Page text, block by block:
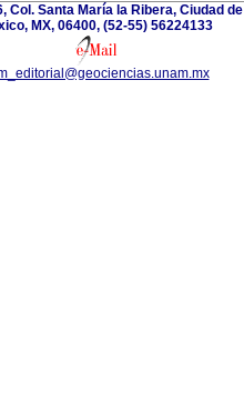
Col. Santa María la Ribera, Ciudad
MX, 06400, (52-55) 56224133